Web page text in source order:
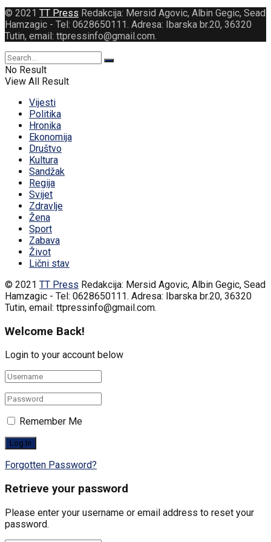
© 2021 TT Press Redakcija: Mersid Agovic, Albin Gegic, Sead
Hamzagic - Tel: 0628650111. Adresa: Ibarska br.20, 36320
Tutin, email: ttpressinfo@gmail.com.
No Result
View All Result
Vijesti
Politika
Hronika
Ekonomija
Društvo
Kultura
Sandžak
Regija
Svijet
Zdravlje
Žena
Sport
Zabava
Život
Lični stav
© 2021 TT Press Redakcija: Mersid Agovic, Albin Gegic, Sead
Hamzagic - Tel: 0628650111. Adresa: Ibarska br.20, 36320
Tutin, email: ttpressinfo@gmail.com.
Welcome Back!
Login to your account below
Remember Me
Forgotten Password?
Retrieve your password
Please enter your username or email address to reset your
password.